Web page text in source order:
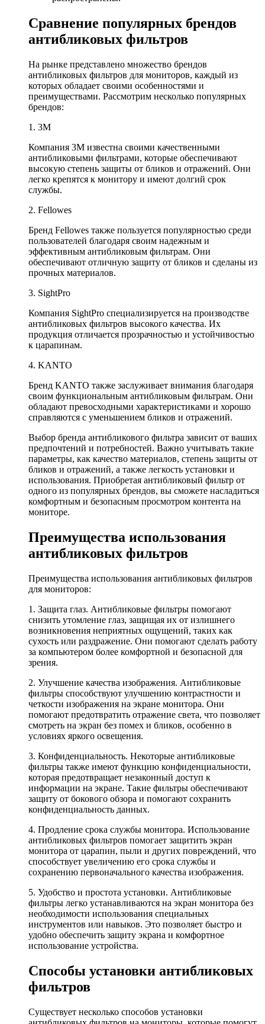
Сравнение популярных брендов
антибликовых фильтров
На рынке представлено множество брендов
антибликовых фильтров для мониторов, каждый из
которых обладает своими особенностями и
преимуществами. Рассмотрим несколько популярных
брендов:
1. 3M
Компания 3М известна своими качественными
антибликовыми фильтрами, которые обеспечивают
высокую степень защиты от бликов и отражений. Они
легко крепятся к монитору и имеют долгий срок
службы.
2. Fellowes
Бренд Fellowes также пользуется популярностью среди
пользователей благодаря своим надежным и
эффективным антибликовым фильтрам. Они
обеспечивают отличную защиту от бликов и сделаны из
прочных материалов.
3. SightPro
Компания SightPro специализируется на производстве
антибликовых фильтров высокого качества. Их
продукция отличается прозрачностью и устойчивостью
к царапинам.
4. KANTO
Бренд KANTO также заслуживает внимания благодаря
своим функциональным антибликовым фильтрам. Они
обладают превосходными характеристиками и хорошо
справляются с уменьшением бликов и отражений.
Выбор бренда антибликового фильтра зависит от ваших
предпочтений и потребностей. Важно учитывать такие
параметры, как качество материалов, степень защиты от
бликов и отражений, а также легкость установки и
использования. Приобретая антибликовый фильтр от
одного из популярных брендов, вы сможете насладиться
комфортным и безопасным просмотром контента на
мониторе.
Преимущества использования
антибликовых фильтров
Преимущества использования антибликовых фильтров
для мониторов:
1. Защита глаз. Антибликовые фильтры помогают
снизить утомление глаз, защищая их от излишнего
возникновения неприятных ощущений, таких как
сухость или раздражение. Они помогают сделать работу
за компьютером более комфортной и безопасной для
зрения.
2. Улучшение качества изображения. Антибликовые
фильтры способствуют улучшению контрастности и
четкости изображения на экране монитора. Они
помогают предотвратить отражение света, что позволяет
смотреть на экран без помех и бликов, особенно в
условиях яркого освещения.
3. Конфиденциальность. Некоторые антибликовые
фильтры также имеют функцию конфиденциальности,
которая предотвращает незаконный доступ к
информации на экране. Такие фильтры обеспечивают
защиту от бокового обзора и помогают сохранить
конфиденциальность данных.
4. Продление срока службы монитора. Использование
антибликовых фильтров помогает защитить экран
монитора от царапин, пыли и других повреждений, что
способствует увеличению его срока службы и
сохранению первоначального качества изображения.
5. Удобство и простота установки. Антибликовые
фильтры легко устанавливаются на экран монитора без
необходимости использования специальных
инструментов или навыков. Это позволяет быстро и
удобно обеспечить защиту экрана и комфортное
использование устройства.
Способы установки антибликовых
фильтров
Существует несколько способов установки